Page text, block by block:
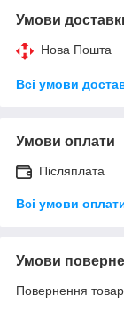
Умови
Нова Пошта
Всі умови
Умови оплати
Післяплата
Всі умови
Умови
Повернення